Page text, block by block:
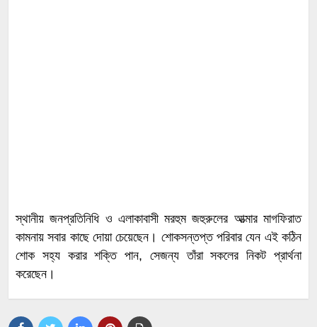
​স্থানীয় জনপ্রতিনিধি ও এলাকাবাসী মরহুম জহুরুলের আত্মার মাগফিরাত
কামনায় সবার কাছে দোয়া চেয়েছেন। শোকসন্তপ্ত পরিবার যেন এই কঠিন
শোক সহ্য করার শক্তি পান, সেজন্য তাঁরা সকলের নিকট প্রার্থনা
করেছেন।